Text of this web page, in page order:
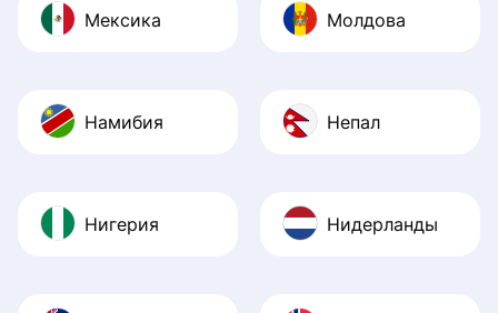
Мексика Молдова
Намибия Непал
Нигерия Нидерланды